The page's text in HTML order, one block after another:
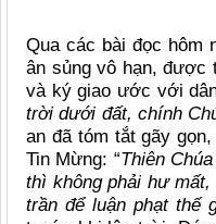
Qua các bài đọc hôm
ân sủng vô hạn, được
và ký giao ước với
trời dưới đất, chính
an đã tóm tắt gãy gọ
Tin Mừng: “Thiên
thì không phải hư
trần để luận phạt thế